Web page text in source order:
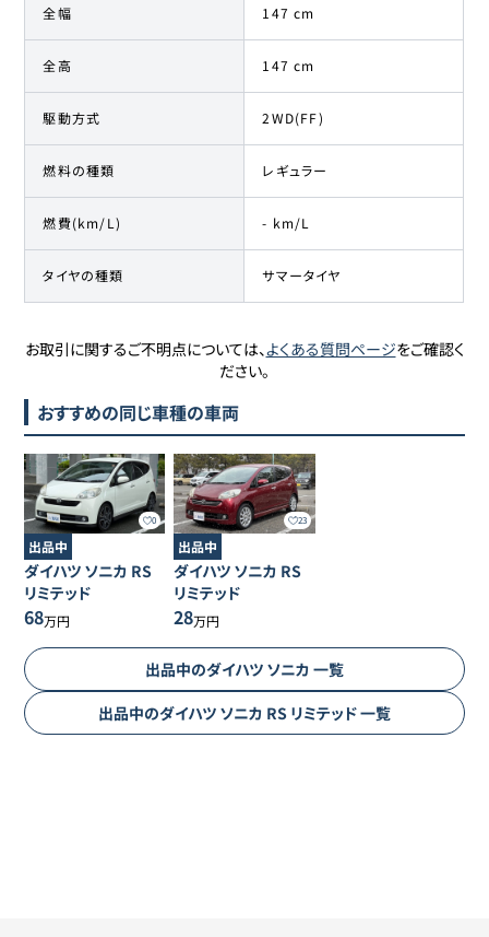
全幅 147 cm
全高 147 cm
駆動方式 2WD(FF)
燃料の種類 レギュラー
燃費(km/L) - km/L
タイヤの種類 サマータイヤ
お取引に関するご不明点については、よくある質問ページをご確認く
ださい。
おすすめの同じ車種の車両
0
出品中
ダイハツ ソニカ RS
リミテッド
68万円
23
出品中
ダイハツ ソニカ RS
リミテッド
28万円
出品中のダイハツ ソニカ 一覧
出品中のダイハツ ソニカ RS リミテッド一覧